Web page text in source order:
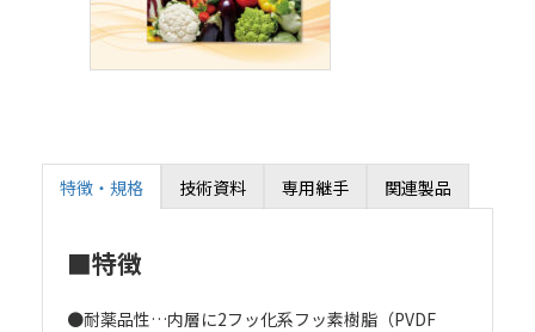
特徴・規格 技術資料 専用継手 関連製品
■特徴
●耐薬品性…内層に2フッ化系フッ素樹脂（PVDF